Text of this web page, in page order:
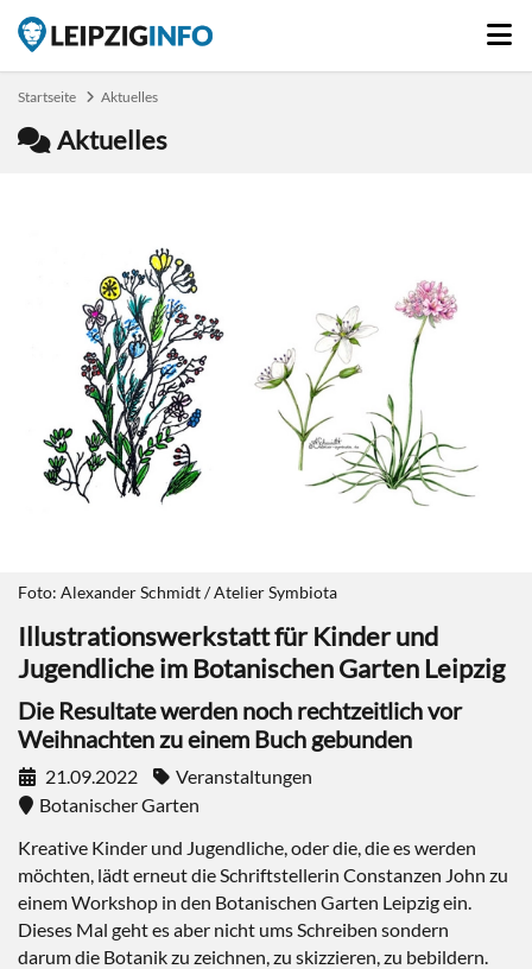
Startseite Aktuelles
Aktuelles
Foto: Alexander Schmidt / Atelier Symbiota
Illustrationswerkstatt für Kinder und
Jugendliche im Botanischen Garten Leipzig
Die Resultate werden noch rechtzeitlich vor
Weihnachten zu einem Buch gebunden
21.09.2022
Veranstaltungen
Botanischer Garten
Kreative Kinder und Jugendliche, oder die, die es werden
möchten, lädt erneut die Schriftstellerin Constanzen John zu
einem Workshop in den Botanischen Garten Leipzig ein.
Dieses Mal geht es aber nicht ums Schreiben sondern
darum die Botanik zu zeichnen, zu skizzieren, zu bebildern.